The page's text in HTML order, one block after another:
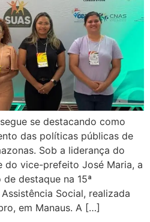
se destacando como
das políticas públicas de
Sob a liderança do
do vice-prefeito José Maria, a
destaque na 15ª
Social, realizada
em Manaus. A […]